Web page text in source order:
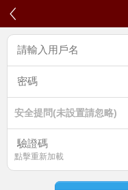
安全提問(未設置請忽略)
點擊重新加載